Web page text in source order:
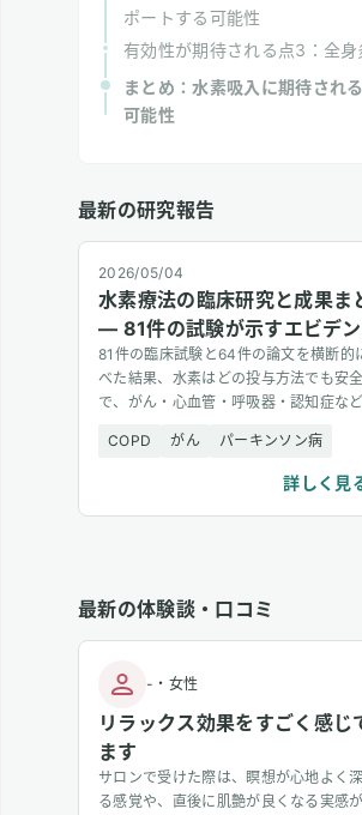
ポートする可能性
有効性が期待される点3：全身
まとめ：水素吸入に期待され
可能性
最新の研究報告
2026/05/04
水素療法の臨床研究と成果ま
— 81件の試験が示すエビデ
81件の臨床試験と64件の論文を横断的
べた結果、水素はどの投与方法でも安全
で、がん・心血管・呼吸器・認知症な
COPD
がん パーキンソン病
詳しく見
最新の体験談・口コミ
- ・ 女性
リラックス効果をすごく感じ
ます
サロンで受けた際は、瞑想が心地よく
る感覚や、直後に肌艶が良くなる実感